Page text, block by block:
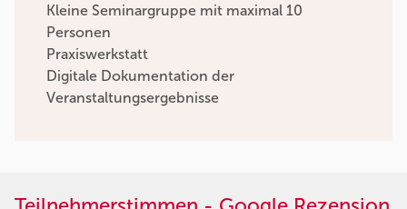
Kleine Seminargruppe mit maximal 10
Personen
Praxiswerkstatt
Digitale Dokumentation der
Veranstaltungsergebnisse